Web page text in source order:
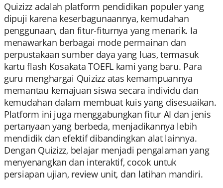
Quizizz adalah platform pendidikan populer yang
dipuji karena keserbagunaannya, kemudahan
penggunaan, dan fitur-fiturnya yang menarik. Ia
menawarkan berbagai mode permainan dan
perpustakaan sumber daya yang luas, termasuk
kartu flash Kosakata TOEFL kami yang baru. Para
guru menghargai Quizizz atas kemampuannya
memantau kemajuan siswa secara individu dan
kemudahan dalam membuat kuis yang disesuaikan.
Platform ini juga menggabungkan fitur AI dan jenis
pertanyaan yang berbeda, menjadikannya lebih
mendidik dan efektif dibandingkan alat lainnya.
Dengan Quizizz, belajar menjadi pengalaman yang
menyenangkan dan interaktif, cocok untuk
persiapan ujian, review unit, dan latihan mandiri.